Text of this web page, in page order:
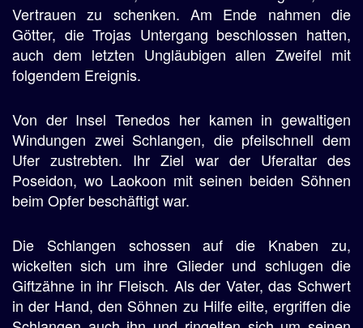
Vertrauen zu schenken. Am Ende nahmen die
Götter, die Trojas Untergang beschlossen hatten,
auch dem letzten Ungläubigen allen Zweifel mit
folgendem Ereignis.
Von der Insel Tenedos her kamen in gewaltigen
Windungen zwei Schlangen, die pfeilschnell dem
Ufer zustrebten. Ihr Ziel war der Uferaltar des
Poseidon, wo Laokoon mit seinen beiden Söhnen
beim Opfer beschäftigt war.
Die Schlangen schossen auf die Knaben zu,
wickelten sich um ihre Glieder und schlugen die
Giftzähne in ihr Fleisch. Als der Vater, das Schwert
in der Hand, den Söhnen zu Hilfe eilte, ergriffen die